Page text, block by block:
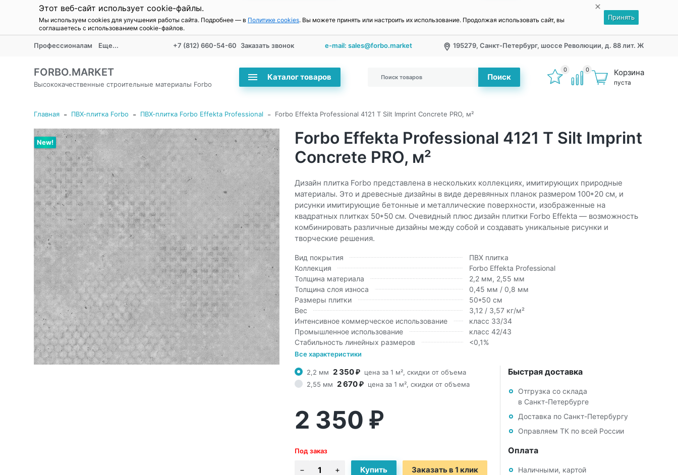
Этот веб-сайт использует cookie-файлы.
Мы используем cookies для улучшения работы сайта. Подробнее — в Политике cookies. Вы можете принять или настроить их использование. Продолжая использовать сайт, вы
соглашаетесь с использованием cookie-файлов.
Принять
Профессионалам Еще... +7 (812) 660-54-60 Заказать звонок e-mail: sales@forbo.market 195279, Санкт-Петербург, шоссе Революции, д. 88 лит. Ж
FORBO.MARKET
Высококачественные строительные материалы Forbo
Каталог товаров Поиск
0 0 Корзина
пуста
Главная - ПВХ-плитка Forbo - ПВХ-плитка Forbo Effekta Professional - Forbo Effekta Professional 4121 T Silt Imprint Concrete PRO, м²
New!
Forbo Effekta Professional 4121 T Silt Imprint
Concrete PRO, м²
Дизайн плитка Forbo представлена в нескольких коллекциях, имитирующих природные
материалы. Это и древесные дизайны в виде деревянных планок размером 100*20 см, и
рисунки имитирующие бетонные и металлические поверхности, изображенные на
квадратных плитках 50*50 см. Очевидный плюс дизайн плитки Forbo Effekta — возможность
комбинировать различные дизайны между собой и создавать уникальные рисунки и
творческие решения.
Вид покрытия
ПВХ плитка
Коллекция
Forbo Effekta Professional
Толщина материала
2,2 мм, 2,55 мм
Толщина слоя износа
0,45 мм / 0,8 мм
Размеры плитки
50*50 см
Вес
3,12 / 3,57 кг/м²
Интенсивное коммерческое использование
класс 33/34
Промышленное использование
класс 42/43
Стабильность линейных размеров
<0,1%
Все характеристики
2,2 мм 2 350 ₽
цена за 1 м², скидки от объема
2,55 мм 2 670 ₽ цена за 1 м², скидки от объема
2 350 ₽
Под заказ
Заказать в 1 клик
Быстрая доставка
Отгрузка со склада
в Санкт-Петербурге
Доставка по Санкт-Петербургу
Оправляем ТК по всей России
Оплата
Наличными, картой